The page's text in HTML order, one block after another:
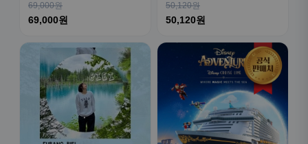
69,000원
69,000원
50,120원
50,120원